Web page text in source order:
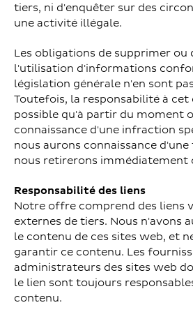
tiers, ni d'enquêter sur des
une activité illégale.
Les obligations de supprimer ou
l'utilisation d'informations
législation générale n'en sont
Toutefois, la responsabilité à cet
possible qu'à partir du moment
connaissance d'une infraction
nous aurons connaissance
nous retirerons immédiatement
Responsabilité des liens
Notre offre comprend des liens
externes de tiers. Nous n'avons
le contenu de ces sites web, et
garantir ce contenu. Les
administrateurs des sites web
le lien sont toujours
contenu.